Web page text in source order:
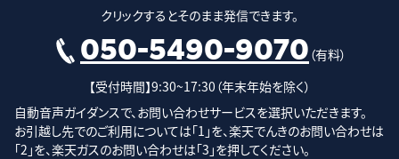
クリックするとそのまま発信できます。
050-5490-9070 （有料）
【受付時間】9:30~17:30（年末年始を除く）
自動音声ガイダンスで、お問い合わせサービスを選択いただきます。
お引越し先でのご利用については「1」を、楽天でんきのお問い合わせは
「2」を、楽天ガスのお問い合わせは「3」を押してください。